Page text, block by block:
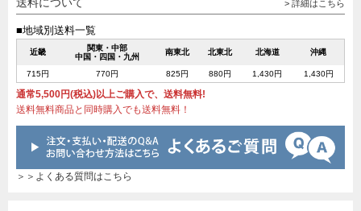
送料について > 詳細はこちら
■地域別送料一覧
近畿
関東・中部
中国・四国・九州
南東北 北東北 北海道 沖縄
715円 770円 825円 880円 1,430円 1,430円
通常5,500円(税込)以上ご購入で、送料無料!
送料無料商品と同時購入でも送料無料！
＞＞よくある質問はこちら